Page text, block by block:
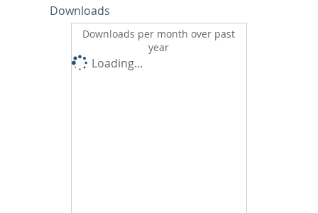
Downloads
Downloads per month over past
year
Loading...